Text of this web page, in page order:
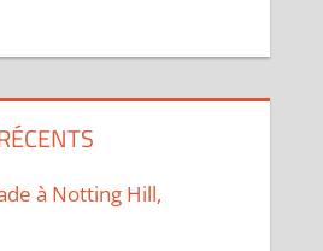
à Notting Hill,